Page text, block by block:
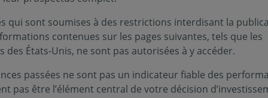
ont conduit les gouvernements européens
de l'Ukraine par la Russie en 2022 a été
de renforcer les capacités militaires face
qui sont soumises à des restrictions interdisant la
contenues sur les pages suivantes, tels que les
des États-Unis, ne sont pas autorisées à y accéder.
passées ne sont pas un indicateur fiable des
pas être l’élément central de votre décision